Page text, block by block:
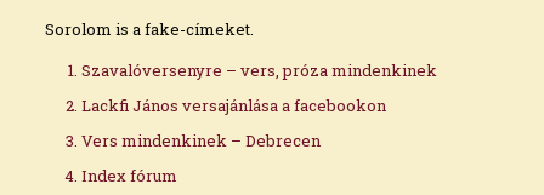
Sorolom is a fake-címeket.
Szavalóversenyre – vers, próza mindenkinek
Lackfi János versajánlása a facebookon
Vers mindenkinek – Debrecen
Index fórum